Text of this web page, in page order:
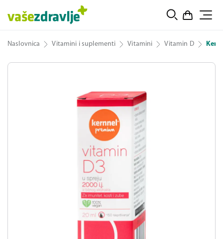
Naslovnica Vitamini i suplementi Vitamini Vitamin D